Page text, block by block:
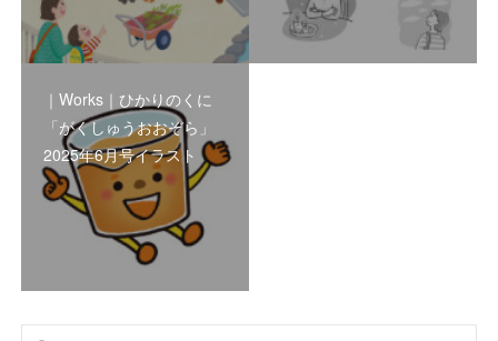
｜Works｜ひかりのくに
「がくしゅうおおぞら」
2025年6月号イラスト